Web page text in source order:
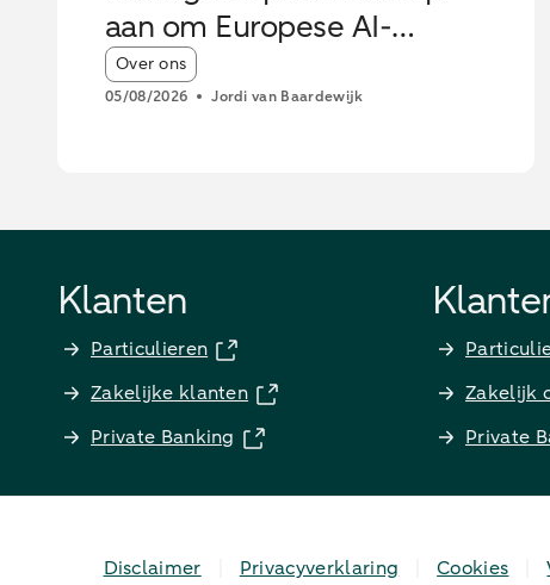
aan om Europese AI-
innovatie te versterken
Article tags:
Over ons
05/08/2026 Jordi van Baardewijk
Klanten
Particulieren
Zakelijke klanten
Private Banking
Zakelijk
Private
Disclaimer Privacyverklaring Cookies